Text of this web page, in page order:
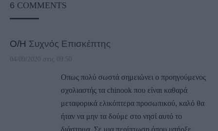
6 COMMENTS
Ο/Η Συχνός Επισκέπτης
04/09/2020 στις 09:50
Οπως πολύ σωστά σημειώνει ο προηγούμενος
σχολιαστής τα chinook που είναι καθαρά
μεταφορικά ελικόπτερα προσωπικού, καλό θα
ήταν να μην τα δούμε στο νησί αυτό το